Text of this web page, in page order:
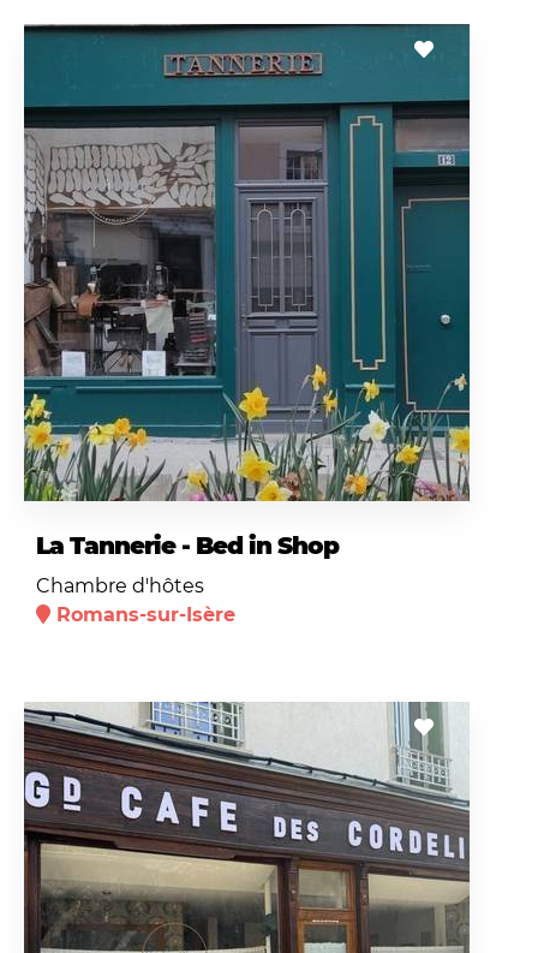
La Tannerie - Bed in Shop
Chambre d'hôtes
Romans-sur-Isère